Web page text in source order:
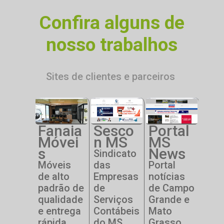
Confira alguns de
nosso trabalhos
Sites de clientes e parceiros
Fanaia
Móvei
s
Móveis
de alto
padrão de
qualidade
e entrega
Sesco
n MS
Sindicato
das
Empresas
de
Serviços
Contábeis
Portal
MS
News
Portal
notícias
de Campo
Grande e
Mato